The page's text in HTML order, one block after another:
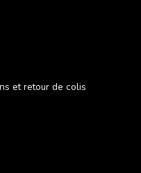
et retour de colis